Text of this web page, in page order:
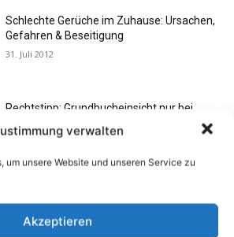
verwalten
um unsere Website und unseren Service zu
Akzeptieren
Schlechte Gerüche im Zuhause: Ursachen,
Gefahren & Beseitigung
31. Juli 2012
Rechtstipp: Grundbucheinsicht nur bei
berechtigtem Interesse
13. Oktober 2016
13. Januar 2021